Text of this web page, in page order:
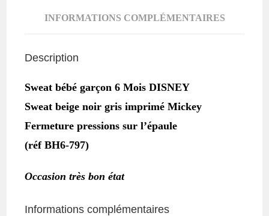
INFORMATIONS COMPLÉMENTAIRES
Description
Sweat bébé garçon 6 Mois DISNEY
Sweat beige noir gris imprimé Mickey
Fermeture pressions sur l’épaule
(réf BH6-797)
Occasion très bon état
Informations complémentaires